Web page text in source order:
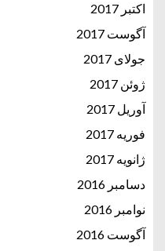
اکتبر 2017
آگوست 2017
جولای 2017
ژوئن 2017
آوریل 2017
فوریه 2017
ژانویه 2017
دسامبر 2016
نوامبر 2016
آگوست 2016